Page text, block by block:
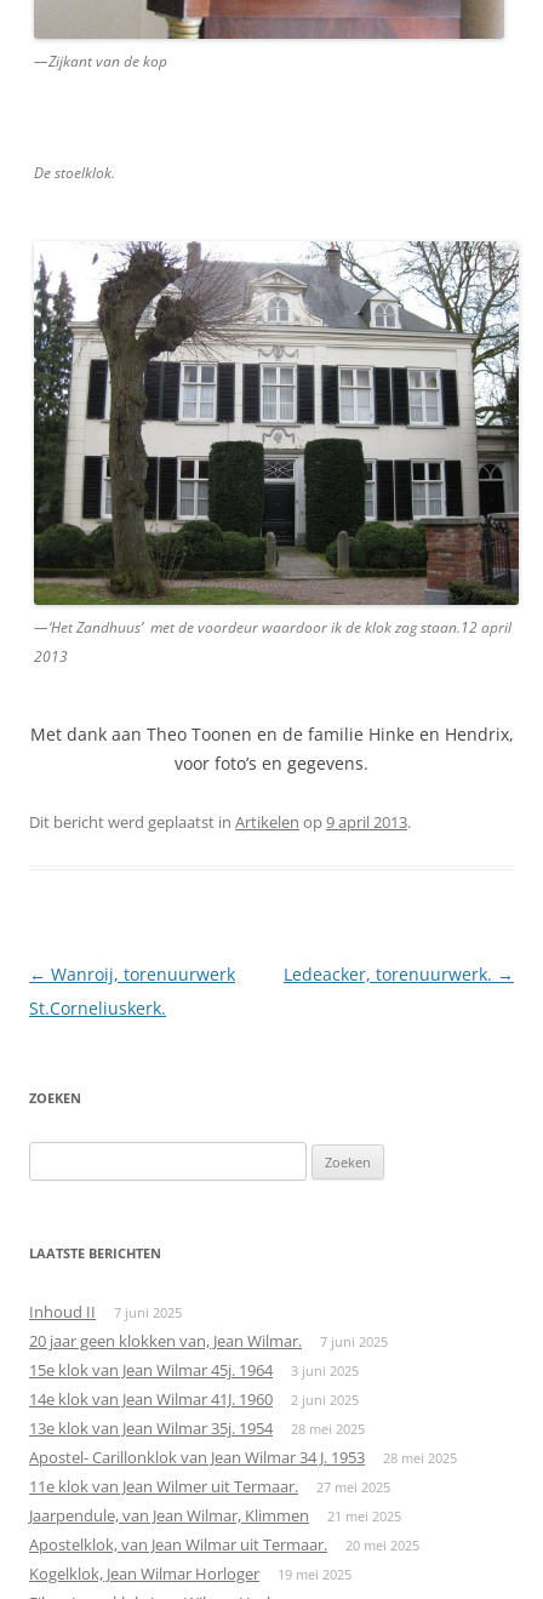
—Zijkant van de kop
De stoelklok.
—‘Het Zandhuus’ met de voordeur waardoor ik de klok zag staan.12 april
2013
Met dank aan Theo Toonen en de familie Hinke en Hendrix,
voor foto’s en gegevens.
Dit bericht werd geplaatst in Artikelen op9 april 2013.
Berichtnavigatie
← Wanroij, torenuurwerk
St.Corneliuskerk.
Ledeacker, torenuurwerk. →
ZOEKEN
naar:
LAATSTE BERICHTEN
Inhoud II 7 juni 2025
20 jaar geen klokken van, Jean Wilmar. 7 juni 2025
15e klok van Jean Wilmar 45j. 1964 3 juni 2025
14e klok van Jean Wilmar 41J. 1960 2 juni 2025
13e klok van Jean Wilmar 35j. 1954 28 mei 2025
Apostel- Carillonklok van Jean Wilmar 34 J. 1953 28 mei 2025
11e klok van Jean Wilmer uit Termaar. 27 mei 2025
Jaarpendule, van Jean Wilmar, Klimmen 21 mei 2025
Apostelklok, van Jean Wilmar uit Termaar. 20 mei 2025
Kogelklok, Jean Wilmar Horloger 19 mei 2025